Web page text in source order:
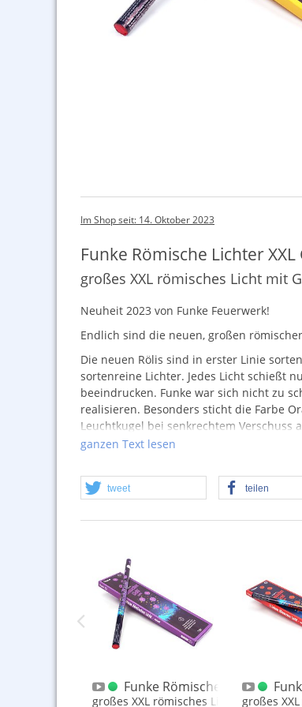
Im Shop seit: 14. Oktober 2023
Funke Römische Lichter XXL
großes XXL römisches Licht mit
Neuheit 2023 von Funke Feuerwerk!
Endlich sind die neuen, großen
Die neuen Rölis sind in erster Linie
sortenreine Lichter. Jedes Licht schießt
beeindrucken. Funke war sich nicht zu
realisieren. Besonders sticht die Farbe
Leuchtkugel bei senkrechtem
Wir blicken auf die Farbe Gelb, unsere
wertigem Eindruck!
wünscht, muss 5 bestellen.
ganzen Text lesen
tweet teilen
Lichter XXL Orange
römisches Licht mit Goldschweif und Orange
Funke Römische Lichter XXL
großes XXL römisches Licht mitgroßes